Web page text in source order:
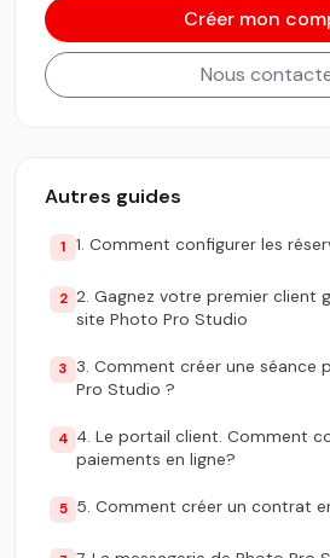
Créer mon
Nous
Autres guides
1 1. Comment configurer les
2 2. Gagnez votre premier client
site Photo Pro Studio
3 3. Comment créer une séance
Pro Studio ?
4 4. Le portail client. Comment
paiements en ligne?
5 5. Comment créer un contrat